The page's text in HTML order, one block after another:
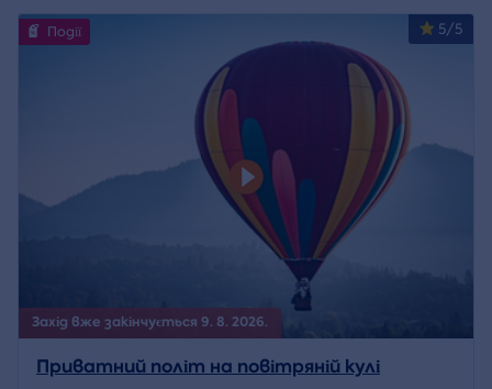
Захід вже закінчується 9. 8. 2026.
5/5
Події
Приватний політ на повітряній кулі